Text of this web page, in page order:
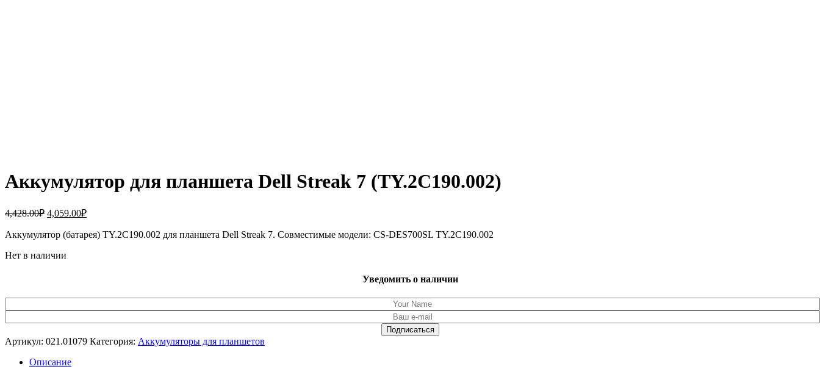
Аккумулятор для планшета Dell Streak 7 (TY.2C190.002)
4,428.00₽ Первоначальная
составляла
4,059.00₽Текущая
4,059.00₽.
Аккумулятор (батарея) TY.2C190.002 для планшета Dell Streak 7. Совместимые модели: CS-DES700SL TY.2C190.002
Нет в наличии
Уведомить о наличии
Артикул: 021.01079 Категория: Аккумуляторы для планшетов
Описание